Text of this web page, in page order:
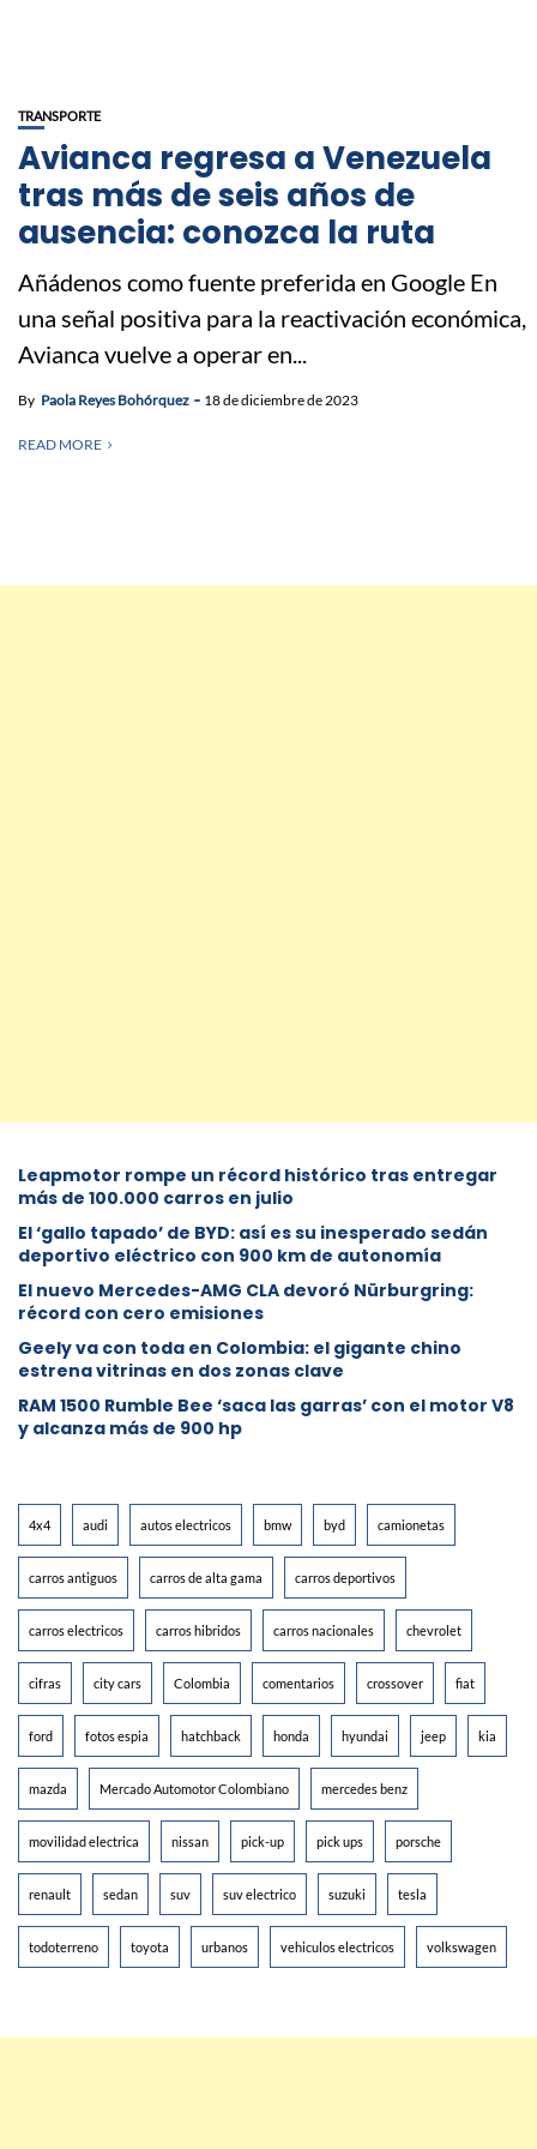
TRANSPORTE
Avianca regresa a Venezuela
tras más de seis años de
ausencia: conozca la ruta
Añádenos como fuente preferida en Google En
una señal positiva para la reactivación económica,
Avianca vuelve a operar en...
By Paola Reyes Bohórquez 18 de diciembre de 2023
READ MORE
Leapmotor rompe un récord histórico tras entregar
más de 100.000 carros en julio
El ‘gallo tapado’ de BYD: así es su inesperado sedán
deportivo eléctrico con 900 km de autonomía
El nuevo Mercedes-AMG CLA devoró Nürburgring:
récord con cero emisiones
Geely va con toda en Colombia: el gigante chino
estrena vitrinas en dos zonas clave
RAM 1500 Rumble Bee ‘saca las garras’ con el motor V8
y alcanza más de 900 hp
4x4 audi autos electricos bmw byd camionetas
carros antiguos carros de alta gama carros deportivos
carros electricos carros hibridos carros nacionales chevrolet
cifras city cars Colombia comentarios crossover fiat
ford fotos espia hatchback honda hyundai jeep kia
mazda Mercado Automotor Colombiano mercedes benz
movilidad electrica nissan pick-up pick ups porsche
renault sedan suv suv electrico suzuki tesla
todoterreno toyota urbanos vehiculos electricos volkswagen